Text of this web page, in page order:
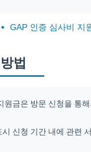
GAP 인증 심사비 지
법
원금은 방문 신청을 통
시 신청 기간 내에 관련